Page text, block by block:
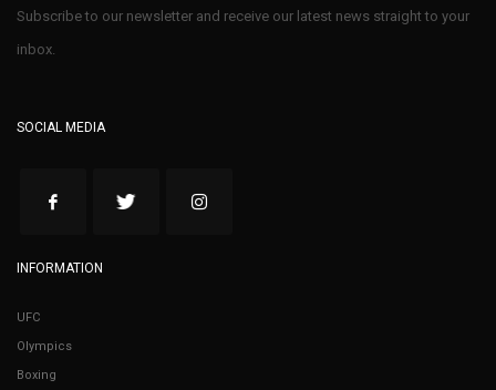
Subscribe to our newsletter and receive our latest news straight to your
inbox.
SOCIAL MEDIA
INFORMATION
UFC
Olympics
Boxing